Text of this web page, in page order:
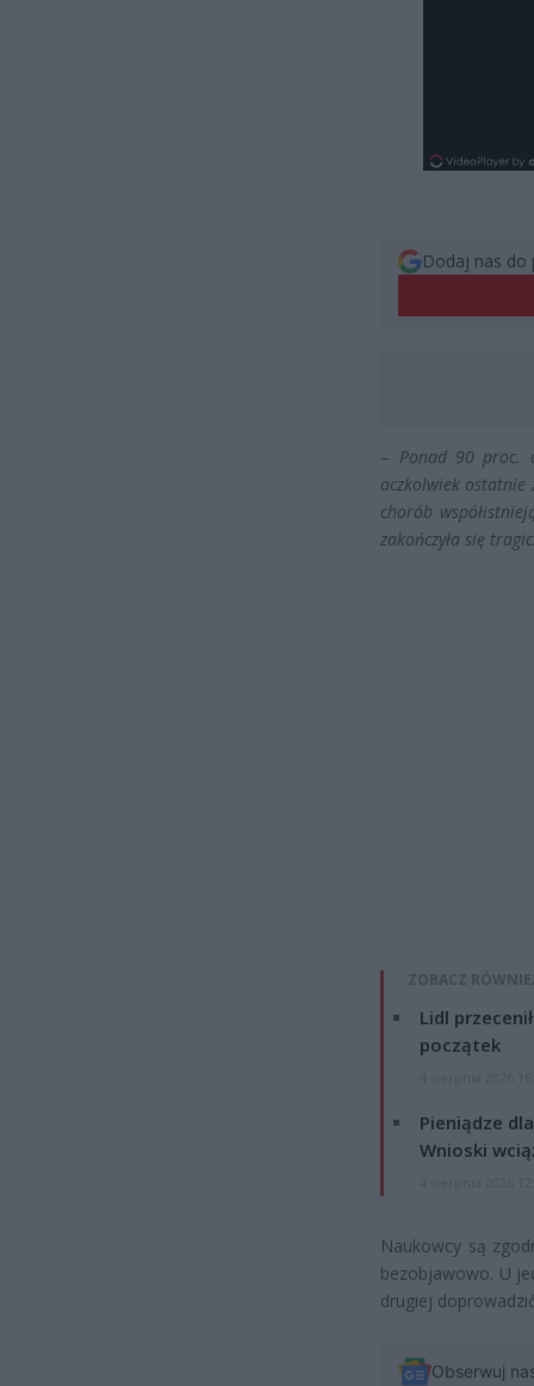
Dodaj nas do
– Ponad 90 proc.
aczkolwiek ostatnie
chorób
zakończyła się
ZOBACZ
Lidl
początek
Pieniądze
Wnioski
Naukowcy są
bezobjawowo. U
drugiej
Obserwuj